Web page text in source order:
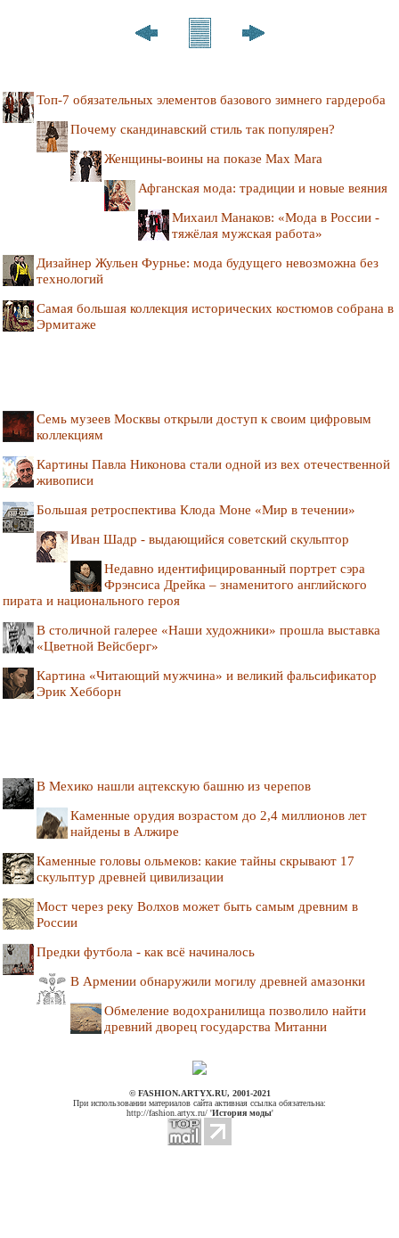
Топ-7 обязательных элементов базового зимнего гардероба
Почему скандинавский стиль так популярен?
Женщины-воины на показе Max Mara
Афганская мода: традиции и новые веяния
Михаил Манаков: «Мода в России -
тяжёлая мужская работа»
Дизайнер Жульен Фурнье: мода будущего невозможна без
технологий
Самая большая коллекция исторических костюмов собрана в
Эрмитаже
Семь музеев Москвы открыли доступ к своим цифровым
коллекциям
Картины Павла Никонова стали одной из вех отечественной
живописи
Большая ретроспектива Клода Моне «Мир в течении»
Иван Шадр - выдающийся советский скульптор
Недавно идентифицированный портрет сэра
Фрэнсиса Дрейка – знаменитого английского
пирата и национального героя
В столичной галерее «Наши художники» прошла выставка
«Цветной Вейсберг»
Картина «Читающий мужчина» и великий фальсификатор
Эрик Хебборн
В Мехико нашли ацтекскую башню из черепов
Каменные орудия возрастом до 2,4 миллионов лет
найдены в Алжире
Каменные головы ольмеков: какие тайны скрывают 17
скульптур древней цивилизации
Мост через реку Волхов может быть самым древним в
России
Предки футбола - как всё начиналось
В Армении обнаружили могилу древней амазонки
Обмеление водохранилища позволило найти
древний дворец государства Митанни
© FASHION.ARTYX.RU, 2001-2021
При использовании материалов сайта активная ссылка обязательна:
http://fashion.artyx.ru/ 'История моды'